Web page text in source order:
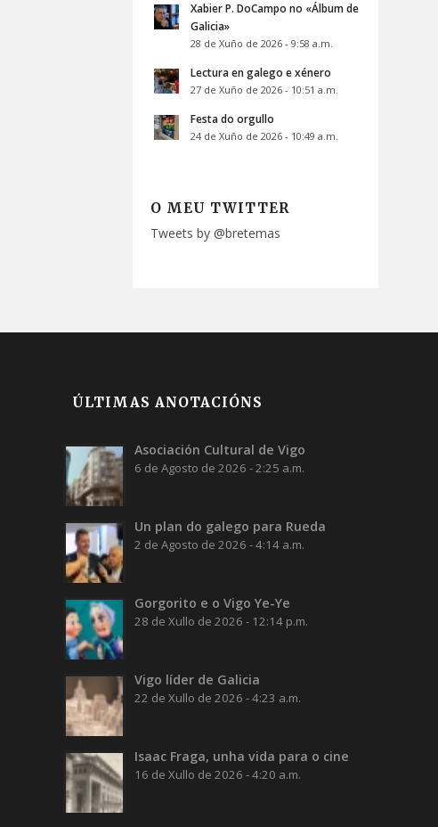
Xabier P. DoCampo no «Álbum de
Galicia»
28 de Xuño de 2026 - 9:58 a.m.
Lectura en galego e xénero
27 de Xuño de 2026 - 10:51 a.m.
Festa do orgullo
24 de Xuño de 2026 - 10:49 a.m.
O MEU TWITTER
Tweets by @bretemas
ÚLTIMAS ANOTACIÓNS
Asociación Cultural de Vigo
6 de Agosto de 2026 - 2:25 a.m.
Un plan do galego para Rueda
2 de Agosto de 2026 - 4:14 a.m.
Gorgorito e o Vigo Ye-Ye
28 de Xullo de 2026 - 12:14 p.m.
Vigo líder de Galicia
22 de Xullo de 2026 - 4:23 a.m.
Isaac Fraga, unha vida para o cine
16 de Xullo de 2026 - 4:20 a.m.